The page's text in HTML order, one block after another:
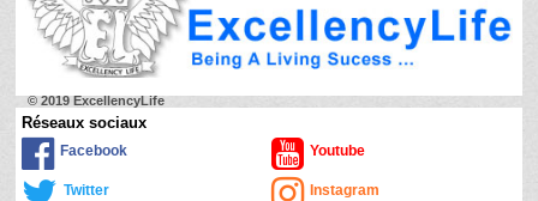
© 2019 ExcellencyLife
Réseaux sociaux
Facebook Youtube
Twitter Instagram